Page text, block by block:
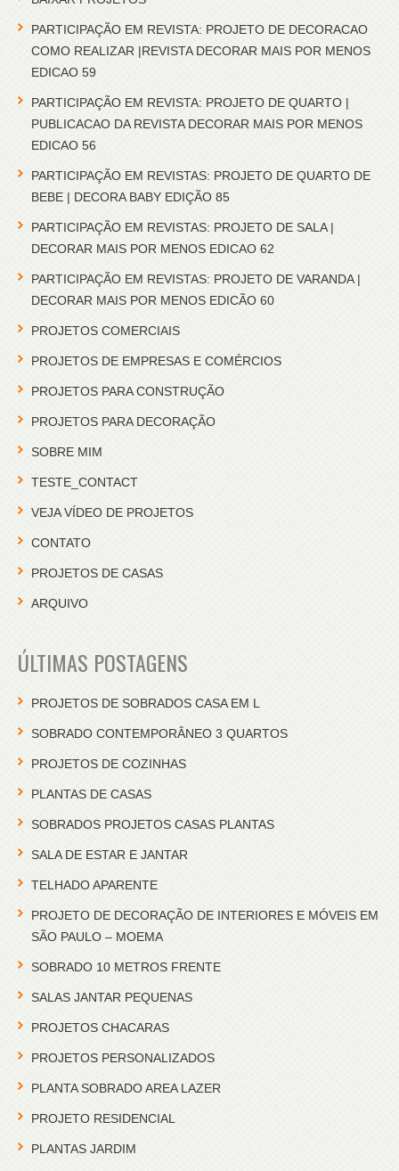
PARTICIPAÇÃO EM REVISTA: PROJETO DE DECORACAO
COMO REALIZAR |REVISTA DECORAR MAIS POR MENOS
EDICAO 59
PARTICIPAÇÃO EM REVISTA: PROJETO DE QUARTO |
PUBLICACAO DA REVISTA DECORAR MAIS POR MENOS
EDICAO 56
PARTICIPAÇÃO EM REVISTAS: PROJETO DE QUARTO DE
BEBE | DECORA BABY EDIÇÃO 85
PARTICIPAÇÃO EM REVISTAS: PROJETO DE SALA |
DECORAR MAIS POR MENOS EDICAO 62
PARTICIPAÇÃO EM REVISTAS: PROJETO DE VARANDA |
DECORAR MAIS POR MENOS EDICÃO 60
PROJETOS COMERCIAIS
PROJETOS DE EMPRESAS E COMÉRCIOS
PROJETOS PARA CONSTRUÇÃO
PROJETOS PARA DECORAÇÃO
SOBRE MIM
TESTE_CONTACT
VEJA VÍDEO DE PROJETOS
CONTATO
PROJETOS DE CASAS
ARQUIVO
ÚLTIMAS POSTAGENS
PROJETOS DE SOBRADOS CASA EM L
SOBRADO CONTEMPORÂNEO 3 QUARTOS
PROJETOS DE COZINHAS
PLANTAS DE CASAS
SOBRADOS PROJETOS CASAS PLANTAS
SALA DE ESTAR E JANTAR
TELHADO APARENTE
PROJETO DE DECORAÇÃO DE INTERIORES E MÓVEIS EM
SÃO PAULO – MOEMA
SOBRADO 10 METROS FRENTE
SALAS JANTAR PEQUENAS
PROJETOS CHACARAS
PROJETOS PERSONALIZADOS
PLANTA SOBRADO AREA LAZER
PROJETO RESIDENCIAL
PLANTAS JARDIM